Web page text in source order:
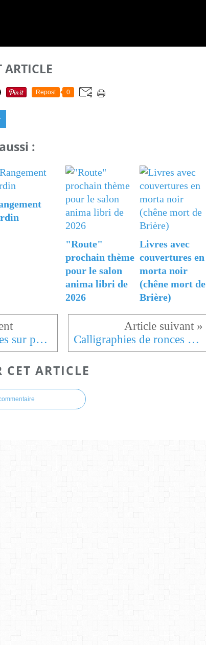
ARTICLE
Repost 0
:
"Route"
prochain thème
pour le salon
anima libri de
2026
Livres avec
couvertures en
morta noir
(chêne mort de
Brière)
Suite enluminures sur papier d'amadouvier Calligraphies de ronces et morta noir
CET ARTICLE